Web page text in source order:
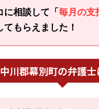
に相談して「 毎月の支
てもらえました！
川郡幕別町の弁護